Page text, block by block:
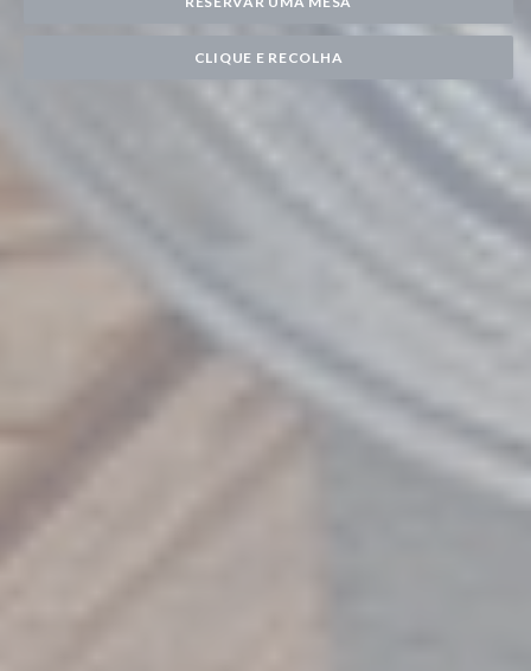
CLIQUE E RECOLHA